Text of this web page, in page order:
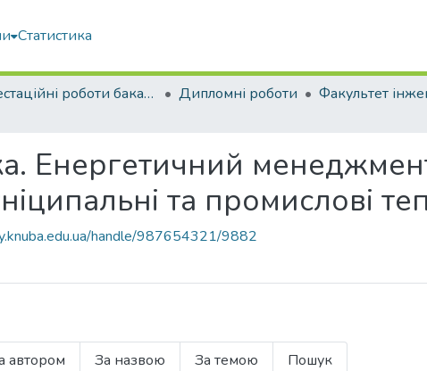
Статистика
Атестаційні роботи бакалаврів Дипломні роботи
Енергетичний
та промислові
handle/987654321/9882
автором За назвою За темою Пошук